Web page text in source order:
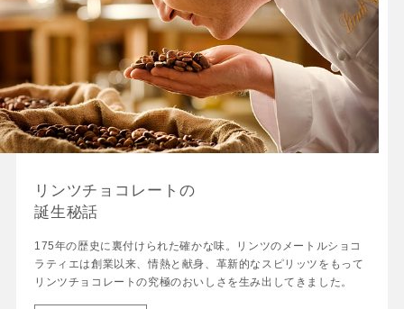
リンツチョコレートの
誕生秘話
175年の歴史に裏付けられた確かな味。リンツのメートルショコ
ラティエは創業以来、情熱と献身、革新的なスピリッツをもって
リンツチョコレートの究極のおいしさを生み出してきました。